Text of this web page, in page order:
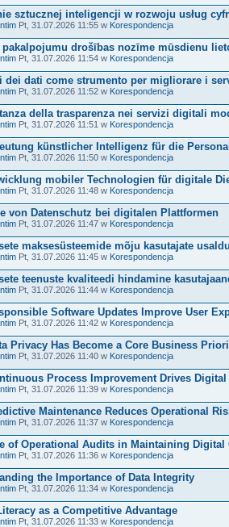
sztucznej inteligencji w rozwoju usług
Pt, 31.07.2026 11:55 w Korespondencja
drošības nozīme mūsdienu
Pt, 31.07.2026 11:54 w Korespondencja
dei dati come strumento per migliorare i
Pt, 31.07.2026 11:52 w Korespondencja
della trasparenza nei servizi digitali
Pt, 31.07.2026 11:51 w Korespondencja
künstlicher Intelligenz für die
Pt, 31.07.2026 11:50 w Korespondencja
mobiler Technologien für digitale
Pt, 31.07.2026 11:48 w Korespondencja
von Datenschutz bei digitalen Plattformen
Pt, 31.07.2026 11:47 w Korespondencja
maksesüsteemide mõju kasutajate
Pt, 31.07.2026 11:45 w Korespondencja
teenuste kvaliteedi hindamine
Pt, 31.07.2026 11:44 w Korespondencja
Software Updates Improve User
Pt, 31.07.2026 11:42 w Korespondencja
Privacy Has Become a Core Business
Pt, 31.07.2026 11:40 w Korespondencja
Process Improvement Drives
Pt, 31.07.2026 11:39 w Korespondencja
Maintenance Reduces Operational
Pt, 31.07.2026 11:37 w Korespondencja
of Operational Audits in Maintaining Digital
Pt, 31.07.2026 11:36 w Korespondencja
the Importance of Data Integrity
Pt, 31.07.2026 11:34 w Korespondencja
as a Competitive Advantage
Pt, 31.07.2026 11:33 w Korespondencja